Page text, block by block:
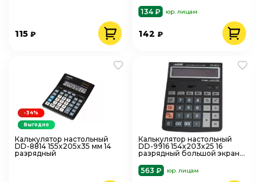
115 ₽
134 ₽
юр. лицам
142₽
Калькулятор настольный
DD-8814 155x205x35 мм 14
разрядный
-34%
Выгодно
Калькулятор настольный
DD-9916 154x203x25 16
разрядный большой экран
563 ₽
юр. лицам